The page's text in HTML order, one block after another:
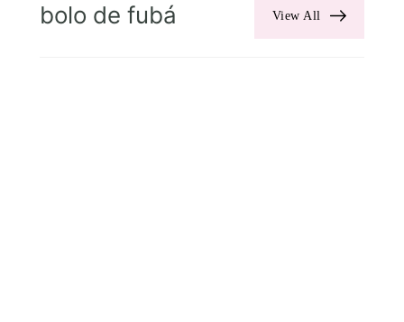
bolo de fubá View All